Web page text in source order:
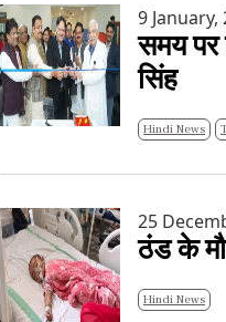
9 January,
समय पर
सिंह
Hindi News
25
ठंड के
Hindi News